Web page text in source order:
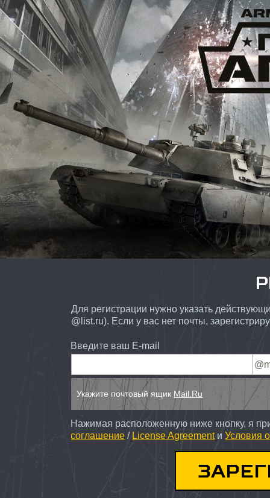
Для регистрации нужно указать
@list.ru). Если у вас нет почты,
Введите ваш E-mail
Укажите почтовый ящик Mail.Ru
Нажимая расположенную ниже кнопку, я
соглашение / License AgreementиУсловия